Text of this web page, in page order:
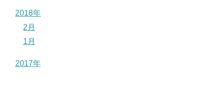
2018年
2月
1月
2017年